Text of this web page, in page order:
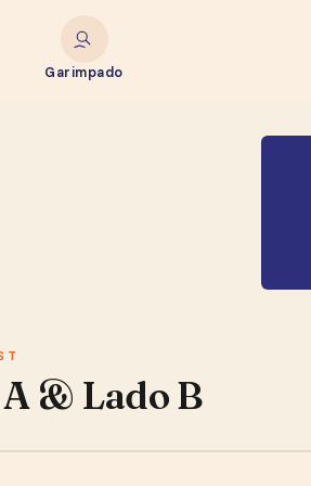
Garimpado
& Lado B